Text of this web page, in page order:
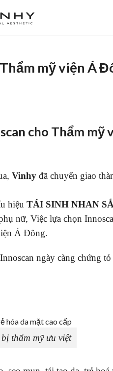
mỹ viện Á
cho Thẩm mỹ
Vinhy đã chuyển giao
hiệuTÁI SINH NHAN
nữ, Việc lựa chọn
Á Đông.
ngày càng chứng tỏ
thẩm mỹ ưu việt